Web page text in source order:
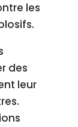
les
des
leur